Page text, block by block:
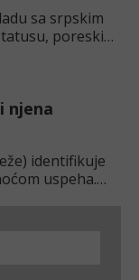
sa srpskim
poreskim
njena
identifikuje
uspeha.